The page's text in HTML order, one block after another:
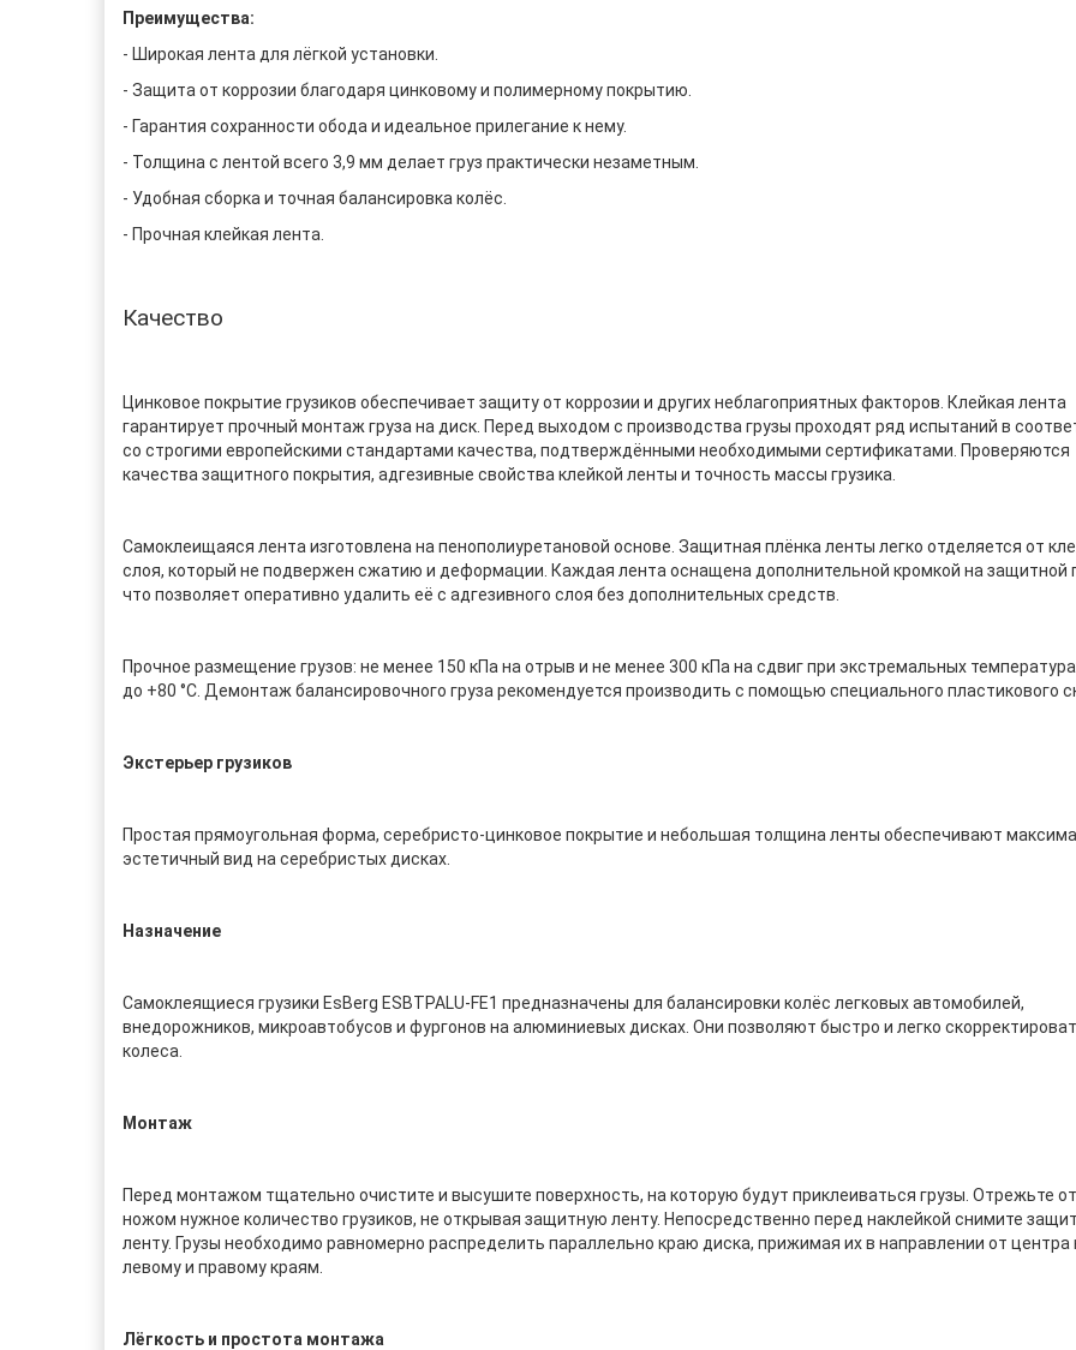
Преимущества:
- Широкая лента для лёгкой установки.
- Защита от коррозии благодаря цинковому и полимерному покрытию.
- Гарантия сохранности обода и идеальное прилегание к нему.
- Толщина с лентой всего 3,9 мм делает груз практически незаметным.
- Удобная сборка и точная балансировка колёс.
- Прочная клейкая лента.
Качество
Цинковое покрытие грузиков обеспечивает защиту от коррозии и других неблагоприятных факторов. Клейкая лента
гарантирует прочный монтаж груза на диск. Перед выходом с производства грузы проходят ряд испытаний в
со строгими европейскими стандартами качества, подтверждёнными необходимыми сертификатами. Проверяются
качества защитного покрытия, адгезивные свойства клейкой ленты и точность массы грузика.
Самоклеищаяся лента изготовлена на пенополиуретановой основе. Защитная плёнка ленты легко отделяется от
слоя, который не подвержен сжатию и деформации. Каждая лента оснащена дополнительной кромкой на защитной
что позволяет оперативно удалить её с адгезивного слоя без дополнительных средств.
Прочное размещение грузов: не менее 150 кПа на отрыв и не менее 300 кПа на сдвиг при экстремальных
до +80 °C. Демонтаж балансировочного груза рекомендуется производить с помощью специального пластикового
Экстерьер грузиков
Простая прямоугольная форма, серебристо-цинковое покрытие и небольшая толщина ленты обеспечивают
эстетичный вид на серебристых дисках.
Назначение
Самоклеящиеся грузики EsBerg ESBTPALU-FE1 предназначены для балансировки колёс легковых автомобилей,
внедорожников, микроавтобусов и фургонов на алюминиевых дисках. Они позволяют быстро и легко
колеса.
Монтаж
Перед монтажом тщательно очистите и высушите поверхность, на которую будут приклеиваться грузы. Отрежьте
ножом нужное количество грузиков, не открывая защитную ленту. Непосредственно перед наклейкой снимите
ленту. Грузы необходимо равномерно распределить параллельно краю диска, прижимая их в направлении от центра
левому и правому краям.
Лёгкость и простота монтажа